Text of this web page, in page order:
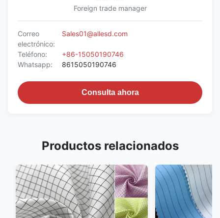
Foreign trade manager
Correo
electrónico:
Sales01@allesd.com
Teléfono:
+86-15050190746
Whatsapp:
8615050190746
Consulta ahora
Productos relacionados